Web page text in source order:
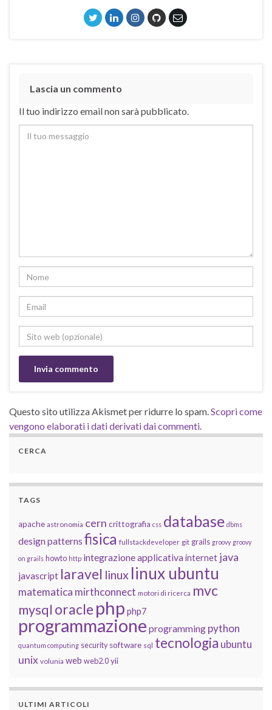
Lascia un commento
Il tuo indirizzo email non sarà pubblicato.
Questo sito utilizza Akismet per ridurre lo spam.Scopri come
vengono elaborati i dati derivati dai commenti.
CERCA
TAGS
apache astronomia cern crittografia css database dbms
design patterns fisica fullstackdeveloper git grails groovy groovy
on grails howto http integrazione applicativainternet java
javascript laravel linux linux ubuntu
matematica mirthconnect motori di ricerca mvc
mysql oracle php php7
programmazione programming python
quantum computing security software sql tecnologia ubuntu
unix volunia web web2.0 yii
ULTIMI ARTICOLI